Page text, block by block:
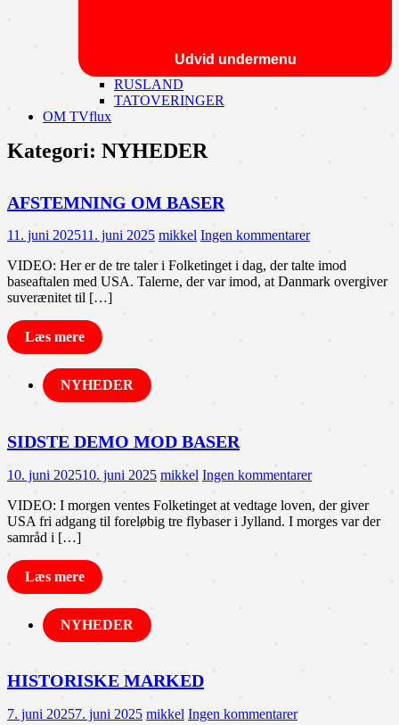
Udvid undermenu
RUSLAND
TATOVERINGER
OM TVflux
Kategori: NYHEDER
AFSTEMNING OM BASER
11. juni 202511. juni 2025 mikkel Ingen kommentarer
VIDEO: Her er de tre taler i Folketinget i dag, der talte imod
baseaftalen med USA. Talerne, der var imod, at Danmark overgiver
suverænitet til […]
Læs mere
NYHEDER
SIDSTE DEMO MOD BASER
10. juni 202510. juni 2025 mikkel Ingen kommentarer
VIDEO: I morgen ventes Folketinget at vedtage loven, der giver
USA fri adgang til foreløbig tre flybaser i Jylland. I morges var der
samråd i […]
Læs mere
NYHEDER
HISTORISKE MARKED
7. juni 20257. juni 2025 mikkel Ingen kommentarer